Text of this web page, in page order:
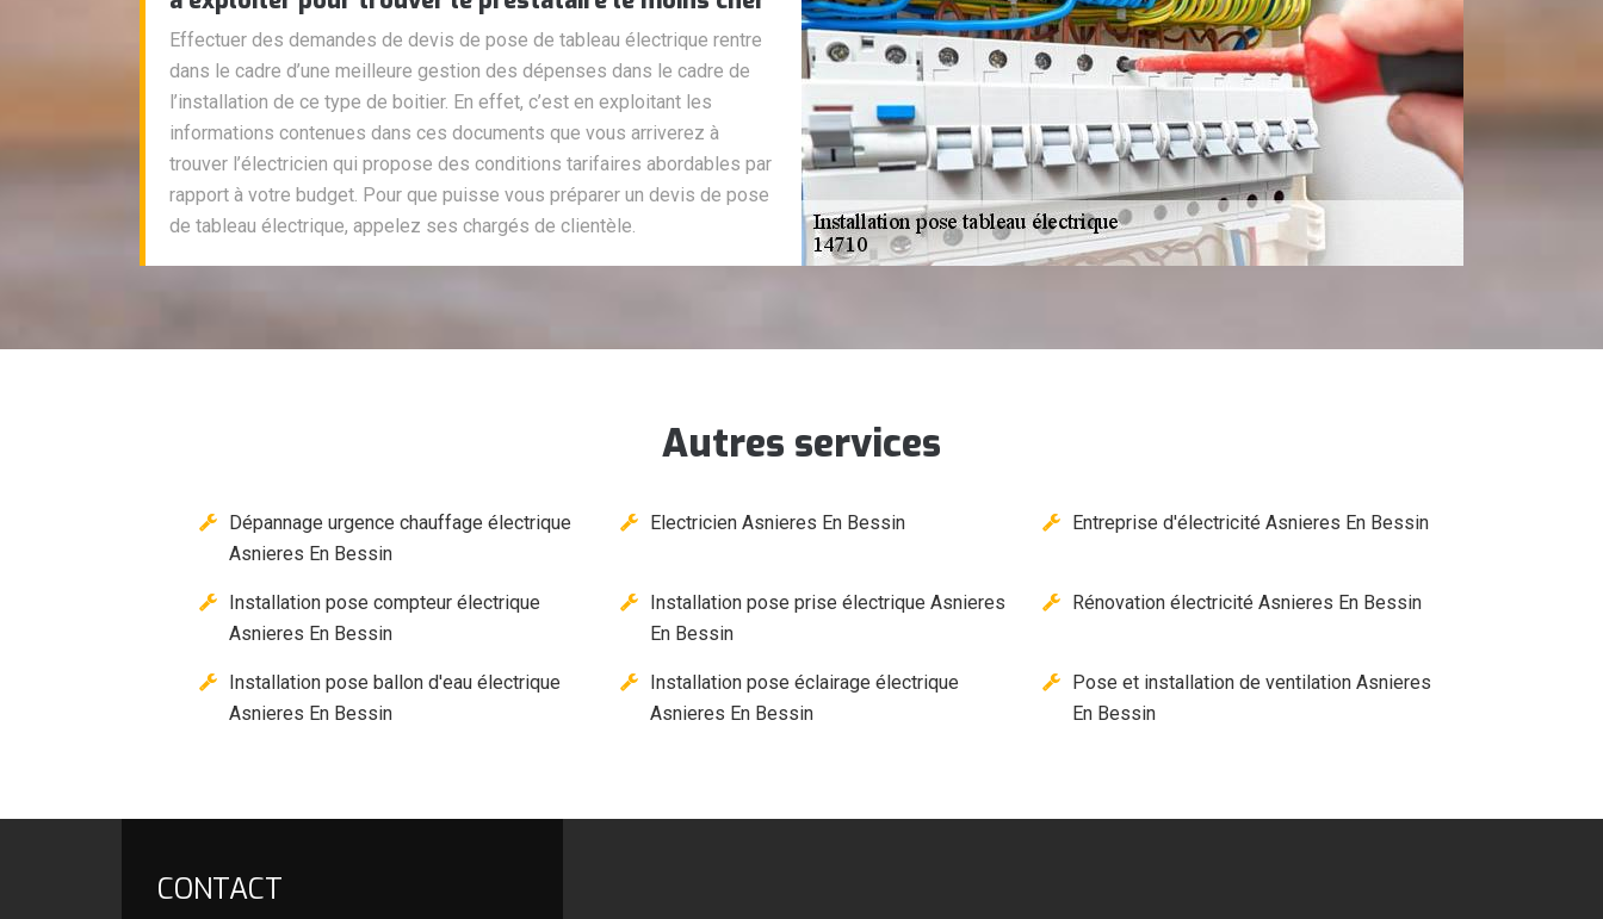
Effectuer des demandes de devis de pose de tableau électrique rentre
dans le cadre d’une meilleure gestion des dépenses dans le cadre de
l’installation de ce type de boitier. En effet, c’est en exploitant les
informations contenues dans ces documents que vous arriverez à
trouver l’électricien qui propose des conditions tarifaires abordables par
rapport à votre budget. Pour que puisse vous préparer un devis de pose
de tableau électrique, appelez ses chargés de clientèle.
Autres services
Dépannage urgence chauffage électrique
Asnieres En Bessin
Electricien Asnieres En Bessin Entreprise d'électricité Asnieres En Bessin
Installation pose compteur électrique
Asnieres En Bessin
Installation pose prise électrique Asnieres
En Bessin
Rénovation électricité Asnieres En Bessin
Installation pose ballon d'eau électrique
Asnieres En Bessin
Installation pose éclairage électrique
Asnieres En Bessin
Pose et installation de ventilation Asnieres
En Bessin
CONTACT